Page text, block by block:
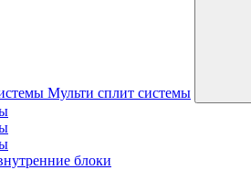
Мульти сплит системы
блоки